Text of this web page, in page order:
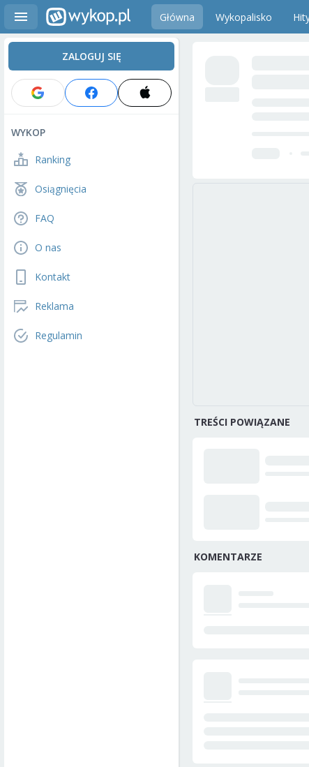
Główna Wykopalisko
ZALOGUJ SIĘ
WYKOP
Ranking
Osiągnięcia
FAQ
O nas
Kontakt
Reklama
Regulamin
TREŚCI POWIĄZANE
KOMENTARZE